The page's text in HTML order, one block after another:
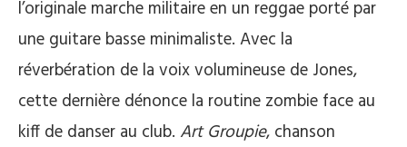
l’originale marche militaire en un reggae porté par
une guitare basse minimaliste. Avec la
réverbération de la voix volumineuse de Jones,
cette dernière dénonce la routine zombie face au
kiff de danser au club. Art Groupie, chanson